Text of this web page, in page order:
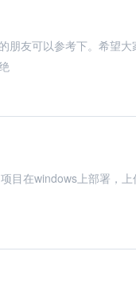
朋友可以参考下。希望